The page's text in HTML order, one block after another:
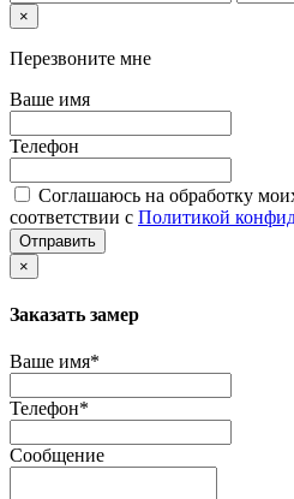
×
Перезвоните мне
Ваше имя
Телефон
Соглашаюсь на обработку
соответствии с Политикой
Отправить
×
Заказать замер
Ваше имя*
Телефон*
Сообщение